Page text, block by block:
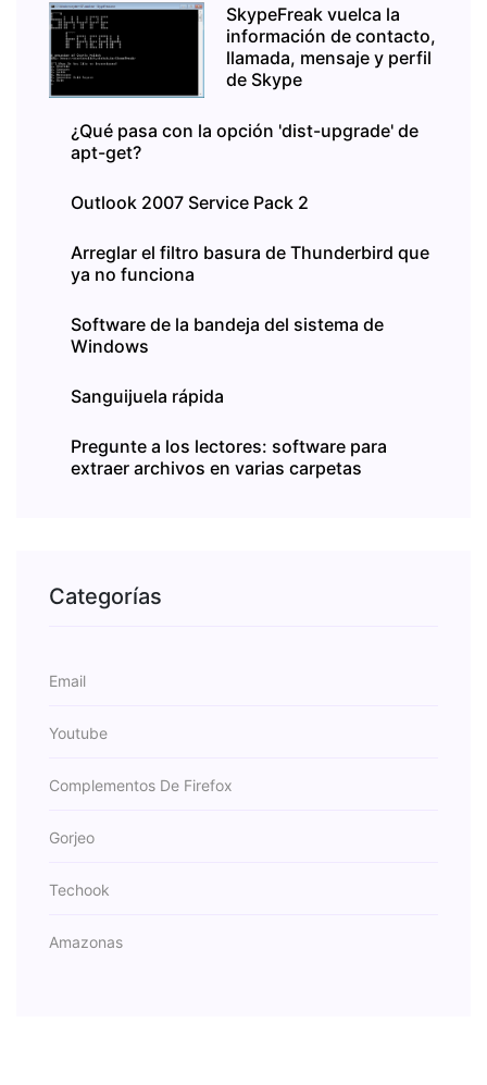
SkypeFreak vuelca la
información de contacto,
llamada, mensaje y perfil
de Skype
¿Qué pasa con la opción 'dist-upgrade' de
apt-get?
Outlook 2007 Service Pack 2
Arreglar el filtro basura de Thunderbird que
ya no funciona
Software de la bandeja del sistema de
Windows
Sanguijuela rápida
Pregunte a los lectores: software para
extraer archivos en varias carpetas
Categorías
Email
Youtube
Complementos De Firefox
Gorjeo
Techook
Amazonas